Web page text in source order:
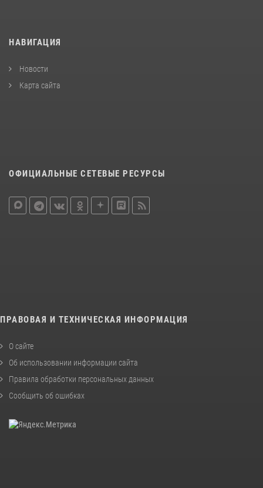
НАВИГАЦИЯ
Новости
Карта сайта
ОФИЦИАЛЬНЫЕ СЕТЕВЫЕ РЕСУРСЫ
ПРАВОВАЯ И ТЕХНИЧЕСКАЯ ИНФОРМАЦИЯ
О сайте
Об использовании информации сайта
Правила обработки персональных данных
Сообщить об ошибках